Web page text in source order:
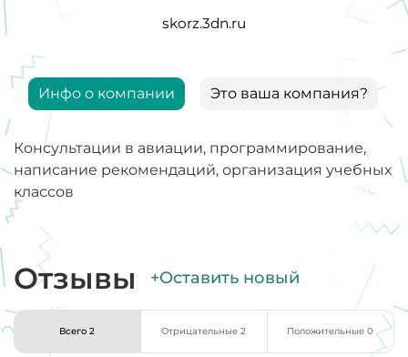
skorz.3dn.ru
Инфо о компании Это ваша компания?
Консультации в авиации, программирование,
написание рекомендаций, организация учебных
классов
Отзывы +Оставить новый
Всего 2 Отрицательные 2 Положительные 0